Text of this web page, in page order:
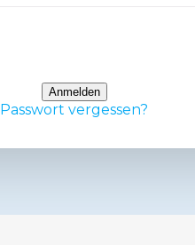
Passwort vergessen?